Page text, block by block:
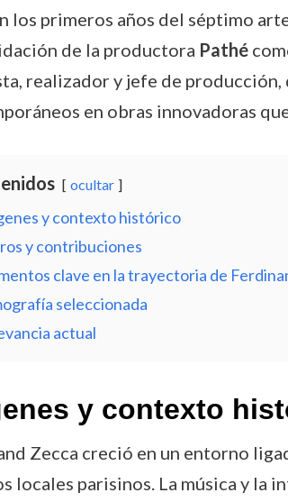
los primeros años del séptimo
de la productora Pathé
realizador y jefe de producción,
en obras innovadoras
ocultar
y contexto histórico
y contribuciones
clave en la trayectoria de
seleccionada
actual
y contexto
Zecca creció en un entorno
locales parisinos. La música y la